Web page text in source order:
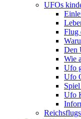
UFOs
Flug
Den
Wie
Ufo
Ufo
Ufo